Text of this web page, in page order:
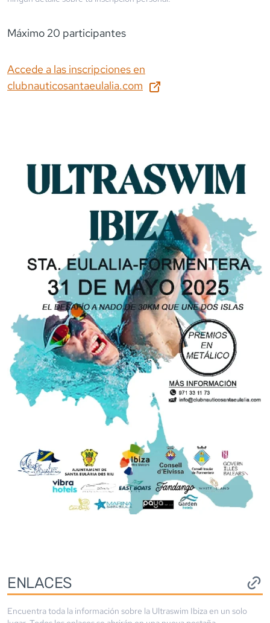
Máximo 20 participantes
Accede a las inscripciones en
clubnauticosantaeulalia.com
ENLACES
Encuentra toda la información sobre la Ultraswim Ibiza en un solo